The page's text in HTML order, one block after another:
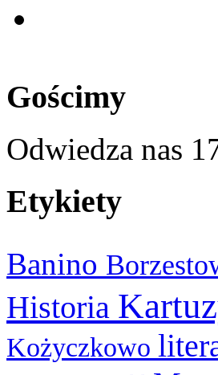
Gościmy
Odwiedza nas
Etykiety
Banino
Historia
Kożyczkowo